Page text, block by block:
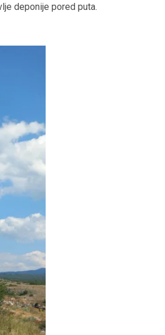
deponije pored puta.